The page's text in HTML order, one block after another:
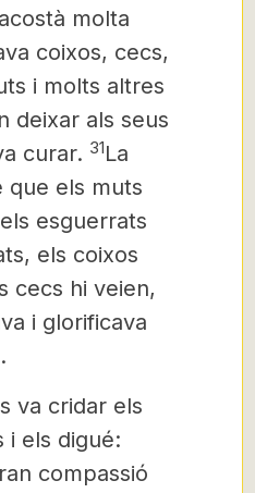
molta
coixos, cecs,
i molts altres
deixar als seus
curar. 31La
que els muts
esguerrats
els coixos
cecs hi veien,
i glorificava
va cridar els
i els digué:
compassió